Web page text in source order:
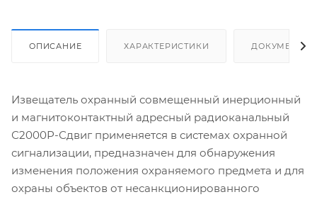
ОПИСАНИЕ ХАРАКТЕРИСТИКИ ДОКУМЕНТЫ
Извещатель охранный совмещенный инерционный
и магнитоконтактный адресный радиоканальный
С2000Р-Сдвиг применяется в системах охранной
сигнализации, предназначен для обнаружения
изменения положения охраняемого предмета и для
охраны объектов от несанкционированного